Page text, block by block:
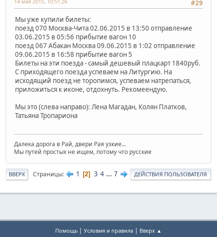
#29
Мы уже купили билеты:
поезд 070 Москва-Чита 02.06.2015 в 13:50 отправление
03.06.2015 в 05:56 прибытие вагон 10
поезд 067 Абакан Москва 09.06.2015 в 1:02 отправление
09.06.2015 в 16:58 прибытие вагон 5
Билеты на эти поезда - самый дешевый плацкарт 1840руб.
С приходящего поезда успеваем на Литургию. На
исходящий поезд не торопимся, успеваем натрепаться,
приложиться к иконе, отдохнуть. Рекомеендую.
Мы это (слева направо): Лена Магадан, Колян Платков,
Татьяна Тропариона
Далека дорога в Рай, двери Рая узкие...
Мы путей простых не ищем, потому что русские
ВВЕРХ Страницы 1 2 3 4 ... 7 ДЕЙСТВИЯ ПОЛЬЗОВАТЕЛЯ
Помощь | Условия и правила | Вверх ▲